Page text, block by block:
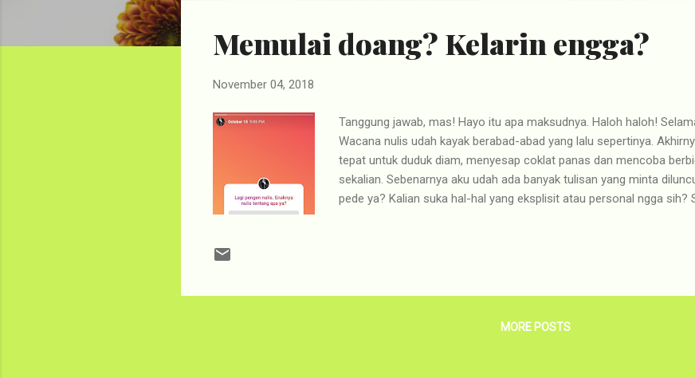
Memulai doang? Kelarin engga?
November 04, 2018
Tanggung jawab, mas! Hayo itu apa maksudnya. Haloh haloh!
Wacana nulis udah kayak berabad-abad yang lalu sepertinya.
tepat untuk duduk diam, menyesap coklat panas dan mencoba
sekalian. Sebenarnya aku udah ada banyak tulisan yang minta
pede ya? Kalian suka hal-hal yang eksplisit atau personal ngga sih?
sebulan terakhir aku baru saja mendapatkan suatu lingkungan
HP dan makan karena susah banget nyari kata-kata yang enak.
MORE POSTS